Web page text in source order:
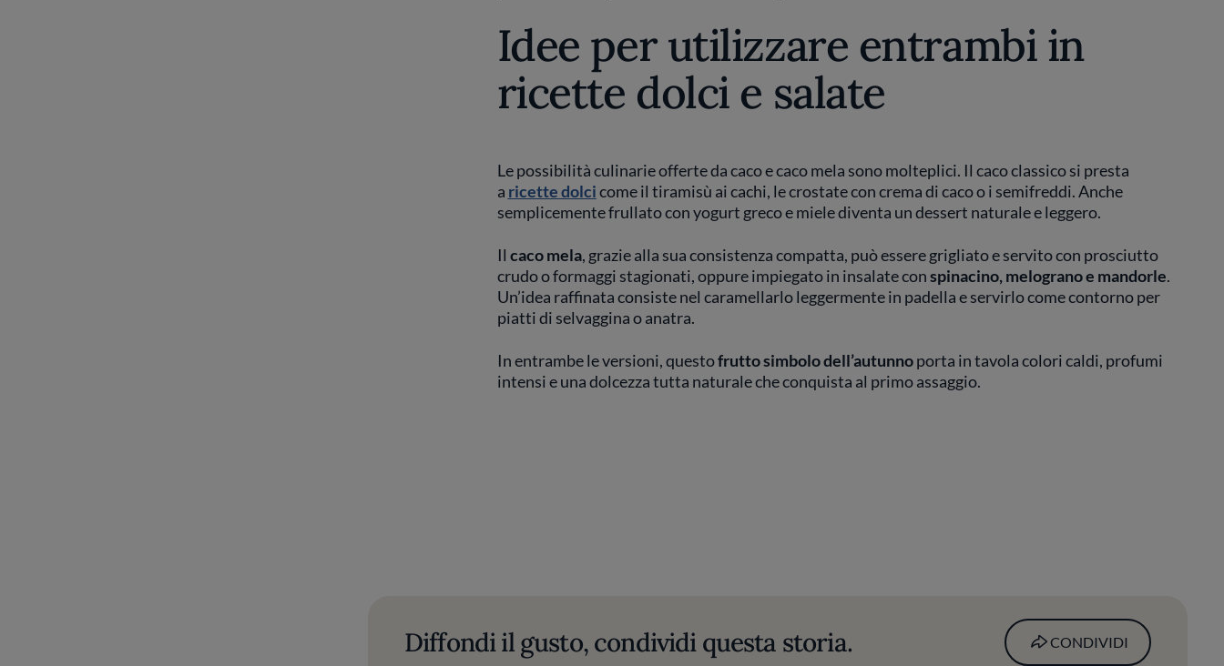
Idee per utilizzare entrambi in
ricette dolci e salate
Le possibilità culinarie offerte da caco e caco mela sono molteplici. Il caco classico si presta
a ricette dolcicome il tiramisù ai cachi, le crostate con crema di caco o i semifreddi. Anche
semplicemente frullato con yogurt greco e miele diventa un dessert naturale e leggero.
Il caco mela, grazie alla sua consistenza compatta, può essere grigliato e servito con prosciutto
crudo o formaggi stagionati, oppure impiegato in insalate conspinacino, melograno e mandorle.
Un’idea raffinata consiste nel caramellarlo leggermente in padella e servirlo come contorno per
piatti di selvaggina o anatra.
In entrambe le versioni, questofrutto simbolo dell’autunnoporta in tavola colori caldi, profumi
intensi e una dolcezza tutta naturale che conquista al primo assaggio.
Diffondi il gusto, condividi questa storia. CONDIVIDI